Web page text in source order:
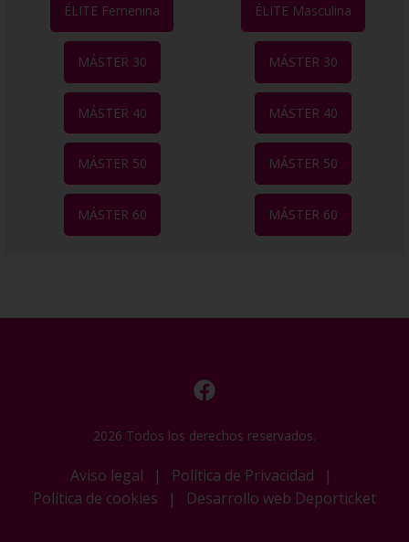
ÉLITE Femenina
MÁSTER 30
MÁSTER 40
MÁSTER 50
MÁSTER 60
ÉLITE Masculina
MÁSTER 30
MÁSTER 40
MÁSTER 50
MÁSTER 60
2026 Todos los derechos reservados.
Aviso legal | Política de Privacidad
|
Política de cookies
| Desarrollo web Deporticket